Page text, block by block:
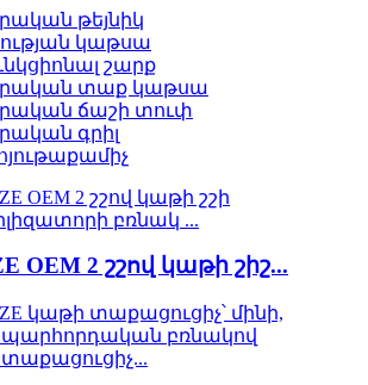
թեյնիկ
կաթսա
շարք
տաք կաթսա
ճաշի տուփ
գրիլ
OEM 2 շշով կաթի շիշ...